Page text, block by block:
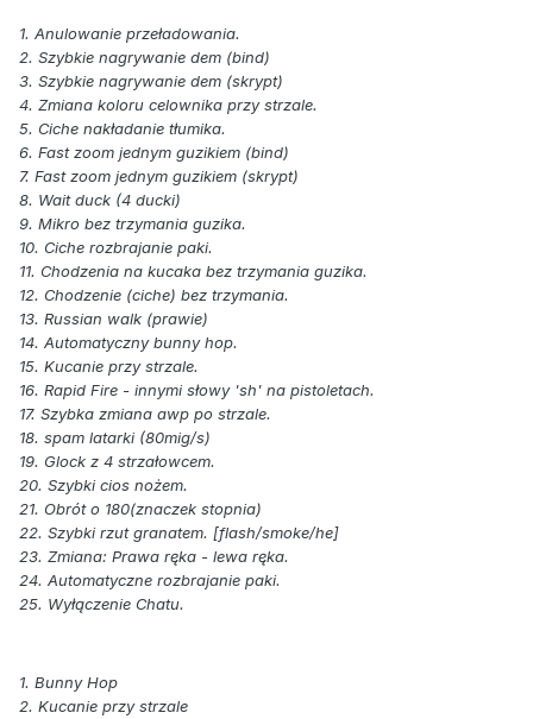
1. Anulowanie przeładowania.
2. Szybkie nagrywanie dem (bind)
3. Szybkie nagrywanie dem (skrypt)
4. Zmiana koloru celownika przy strzale.
5. Ciche nakładanie tłumika.
6. Fast zoom jednym guzikiem (bind)
7. Fast zoom jednym guzikiem (skrypt)
8. Wait duck (4 ducki)
9. Mikro bez trzymania guzika.
10. Ciche rozbrajanie paki.
11. Chodzenia na kucaka bez trzymania guzika.
12. Chodzenie (ciche) bez trzymania.
13. Russian walk (prawie)
14. Automatyczny bunny hop.
15. Kucanie przy strzale.
16. Rapid Fire - innymi słowy 'sh' na pistoletach.
17. Szybka zmiana awp po strzale.
18. spam latarki (80mig/s)
19. Glock z 4 strzałowcem.
20. Szybki cios nożem.
21. Obrót o 180(znaczek stopnia)
22. Szybki rzut granatem. [flash/smoke/he]
23. Zmiana: Prawa ręka - lewa ręka.
24. Automatyczne rozbrajanie paki.
25. Wyłączenie Chatu.
1. Bunny Hop
2. Kucanie przy strzale